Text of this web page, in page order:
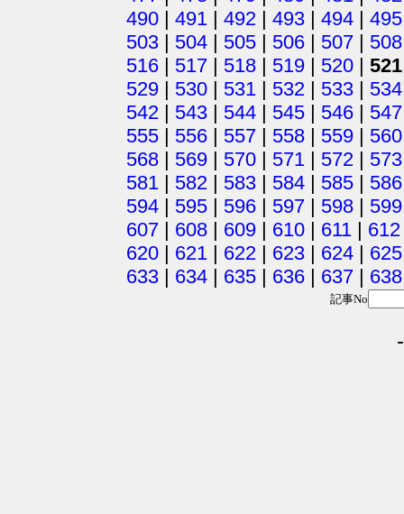
490 | 491 | 492 | 493 | 494 | 495
503 | 504 | 505 | 506 | 507 | 508
516 | 517 | 518 | 519 | 520 | 521
529 | 530 | 531 | 532 | 533 | 534
542 | 543 | 544 | 545 | 546 | 547
555 | 556 | 557 | 558 | 559 | 560
568 | 569 | 570 | 571 | 572 | 573
581 | 582 | 583 | 584 | 585 | 586
594 | 595 | 596 | 597 | 598 | 599
607 | 608 | 609 | 610 | 611 | 612
620 | 621 | 622 | 623 | 624 | 625
633 | 634 | 635 | 636 | 637 | 638
記事No